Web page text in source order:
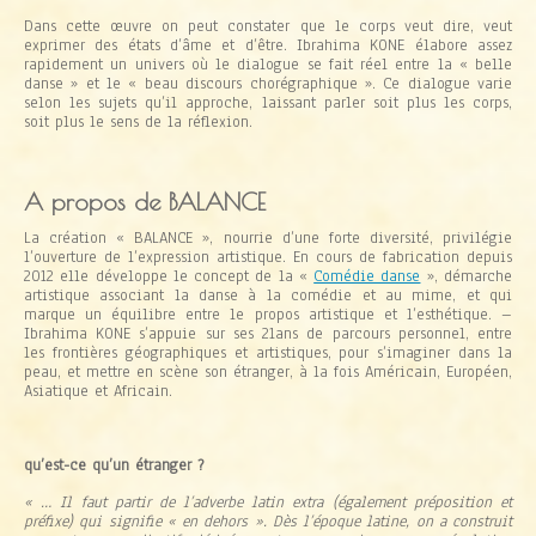
Dans cette œuvre on peut constater que le corps veut dire, veut
exprimer des états d’âme et d’être. Ibrahima KONE élabore assez
rapidement un univers où le dialogue se fait réel entre la « belle
danse » et le « beau discours chorégraphique ». Ce dialogue varie
selon les sujets qu’il approche, laissant parler soit plus les corps,
soit plus le sens de la réflexion.
A propos de BALANCE
La création « BALANCE », nourrie d’une forte diversité, privilégie
l’ouverture de l’expression artistique. En cours de fabrication depuis
2012 elle développe le concept de la « Comédie danse », démarche
artistique associant la danse à la comédie et au mime, et qui
marque un équilibre entre le propos artistique et l’esthétique. –
Ibrahima KONE s’appuie sur ses 21ans de parcours personnel, entre
les frontières géographiques et artistiques, pour s’imaginer dans la
peau, et mettre en scène son étranger, à la fois Américain, Européen,
Asiatique et Africain.
qu’est-ce qu’un étranger ?
« … Il faut partir de l’adverbe latin extra (également préposition et
préfixe) qui signifie « en dehors ». Dès l’époque latine, on a construit